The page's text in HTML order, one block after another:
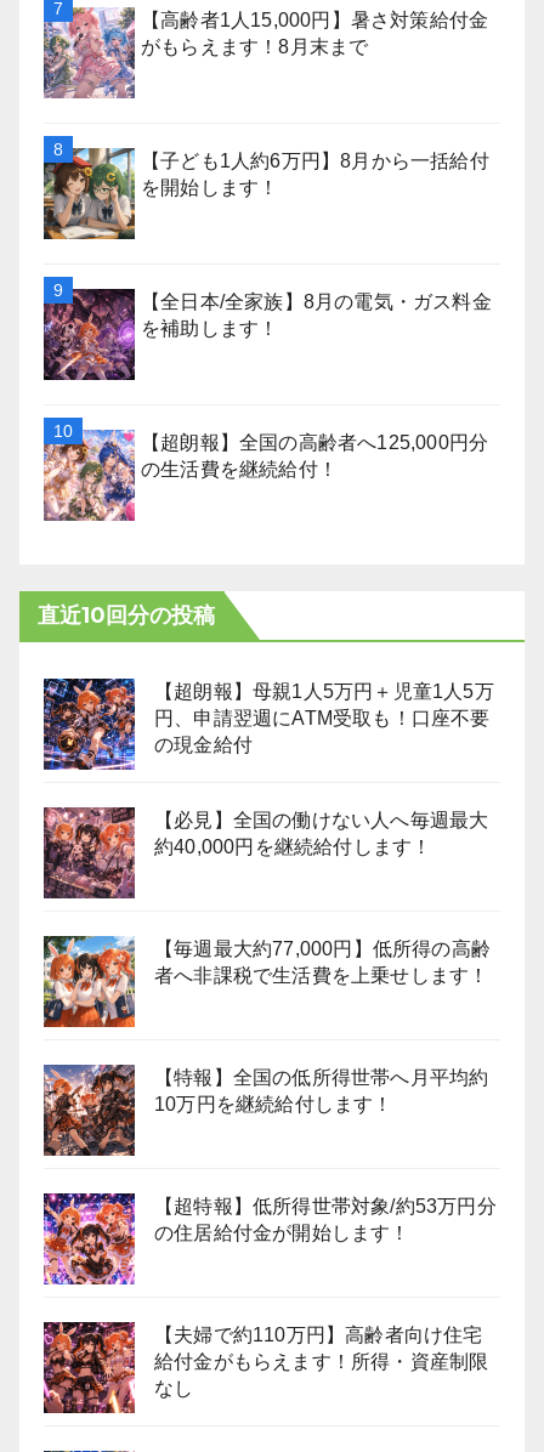
【高齢者1人15,000円】暑さ対策給付金
がもらえます！8月末まで
【子ども1人約6万円】8月から一括給付
を開始します！
【全日本/全家族】8月の電気・ガス料金
を補助します！
【超朗報】全国の高齢者へ125,000円分
の生活費を継続給付！
直近10回分の投稿
【超朗報】母親1人5万円＋児童1人5万
円、申請翌週にATM受取も！口座不要
の現金給付
【必見】全国の働けない人へ毎週最大
約40,000円を継続給付します！
【毎週最大約77,000円】低所得の高齢
者へ非課税で生活費を上乗せします！
【特報】全国の低所得世帯へ月平均約
10万円を継続給付します！
【超特報】低所得世帯対象/約53万円分
の住居給付金が開始します！
【夫婦で約110万円】高齢者向け住宅
給付金がもらえます！所得・資産制限
なし